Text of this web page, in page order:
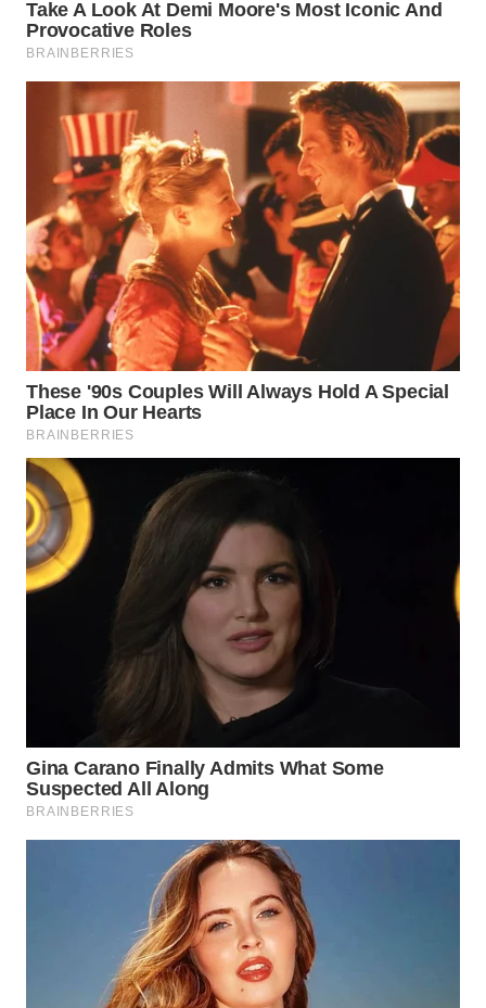
WN
SUMEDANG
WN
CIANJUR
WN
KEPULAUAN
SERIBU
WN
TANGERANG
WN
BINJAI
CIREBON
WN
INDRAMAYU
MAJALENGKA
WN
SUBANG
PURWAKARTA